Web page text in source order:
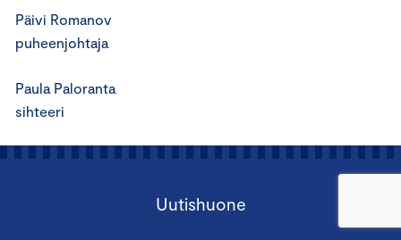
Päivi Romanov
puheenjohtaja
Paula Paloranta
sihteeri
Uutishuone